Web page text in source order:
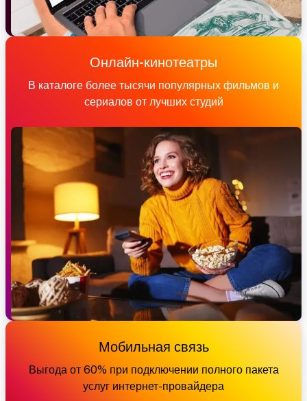
Онлайн-кинотеатры
В каталоге более тысячи популярных фильмов и
сериалов от лучших студий
Мобильная связь
Выгода от 60% при подключении полного пакета
услуг интернет-провайдера